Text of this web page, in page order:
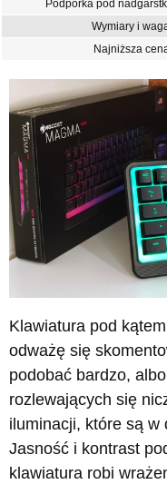
Podpórka pod
Wymiary i
Najniższa
Klawiatura pod
odważę się
podobać bardzo,
rozlewających się
iluminacji, które są w
Jasność i kontrast
klawiatura robi